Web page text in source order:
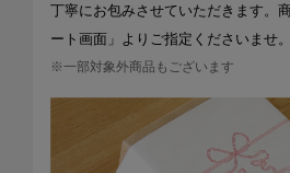
丁寧にお包みさせていただきます。
ート画面」よりご指定くださいませ。
※一部対象外商品もございます